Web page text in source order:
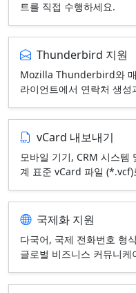
트를 직접 수행하세요.
Thunderbird 지원
Mozilla Thunderbird와
라이언트에서 연락처 생
vCard 내보내기
모바일 기기, CRM 시스템
계 표준 vCard 파일
국제화 지원
다국어, 국제 전화번호 형
글로벌 비즈니스 커뮤니케